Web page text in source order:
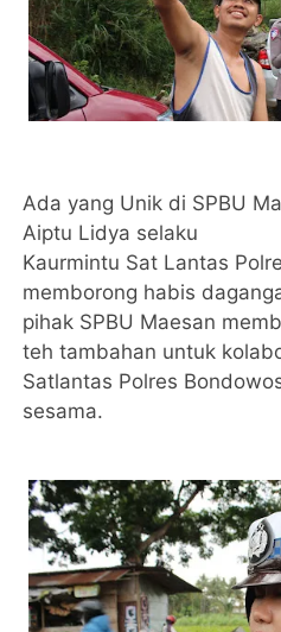
Ada yang Unik di SPBU
Aiptu Lidya selaku
Kaurmintu Sat Lantas
memborong habis
pihak SPBU Maesan
teh tambahan untuk
Satlantas Polres
sesama.